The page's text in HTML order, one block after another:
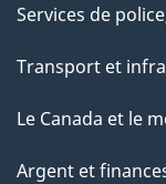
Services de
Transport et
Le Canada et le
Argent et